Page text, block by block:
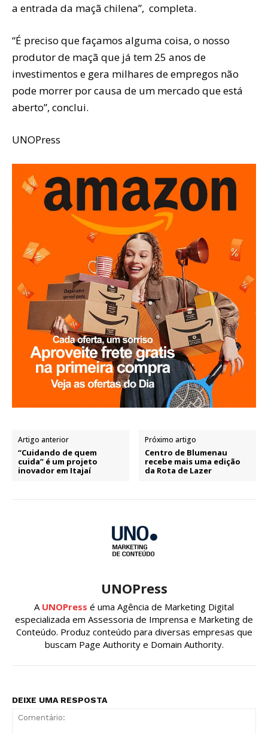
a entrada da maçã chilena”, completa.
“É preciso que façamos alguma coisa, o nosso
produtor de maçã que já tem 25 anos de
investimentos e gera milhares de empregos não
pode morrer por causa de um mercado que está
aberto”, conclui.
UNOPress
Artigo anterior
“Cuidando de quem
cuida” é um projeto
inovador em Itajaí
Próximo artigo
Centro de Blumenau
recebe mais uma edição
da Rota de Lazer
UNOPress
A UNOPress é uma Agência de Marketing Digital
especializada em Assessoria de Imprensa e Marketing de
Conteúdo. Produz conteúdo para diversas empresas que
buscam Page Authority e Domain Authority.
DEIXE UMA RESPOSTA